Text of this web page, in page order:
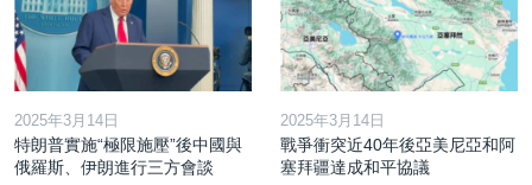
2025年3月14日
特朗普實施“極限施壓”後中國與
俄羅斯、伊朗進行三方會談
2025年3月14日
戰爭衝突近40年後亞美尼亞和阿
塞拜疆達成和平協議